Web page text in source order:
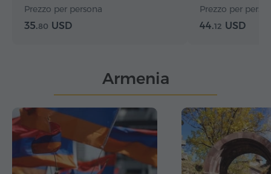
Prezzo per persona
35.80 USD
Prezzo per
44.12 USD
Armenia